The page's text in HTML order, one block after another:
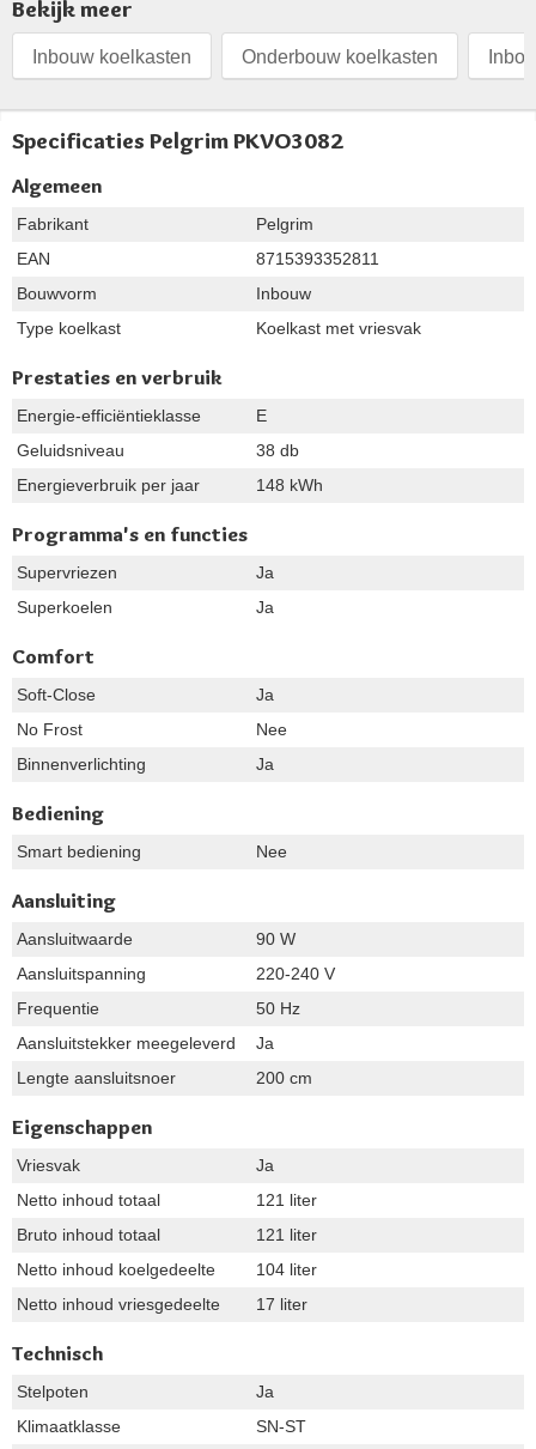
Bekijk meer
Inbouw koelkasten Onderbouw koelkasten
Specificaties Pelgrim PKVO3082
Algemeen
Fabrikant
Pelgrim
EAN
8715393352811
Bouwvorm
Inbouw
Type koelkast
Koelkast met vriesvak
Prestaties en verbruik
Energie-efficiëntieklasse
E
Geluidsniveau
38 db
Energieverbruik per jaar
148 kWh
Programma's en functies
Supervriezen
Ja
Superkoelen
Ja
Comfort
Soft-Close
Ja
No Frost
Nee
Binnenverlichting
Ja
Bediening
Smart bediening Nee
Aansluiting
Aansluitwaarde
90 W
Aansluitspanning
220-240 V
Frequentie
50 Hz
Aansluitstekker meegeleverd
Ja
Lengte aansluitsnoer
200 cm
Eigenschappen
Vriesvak
Ja
Netto inhoud totaal
121 liter
Bruto inhoud totaal
121 liter
Netto inhoud koelgedeelte
104 liter
Netto inhoud vriesgedeelte
17 liter
Technisch
Stelpoten
Ja
Klimaatklasse
SN-ST